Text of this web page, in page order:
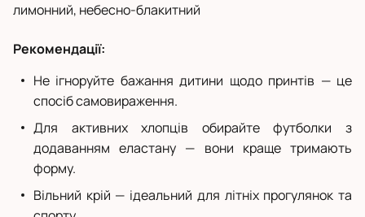
лимонний, небесно-блакитний
Рекомендації:
Не ігноруйте бажання дитини щодо принтів — це
спосіб самовираження.
Для активних хлопців обирайте футболки з
додаванням еластану — вони краще тримають
форму.
Вільний крій — ідеальний для літніх прогулянок та